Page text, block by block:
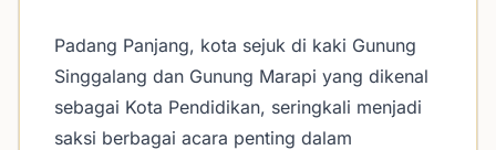
Padang Panjang, kota sejuk di kaki Gunung
Singgalang dan Gunung Marapi yang dikenal
sebagai Kota Pendidikan, seringkali menjadi
saksi berbagai acara penting dalam